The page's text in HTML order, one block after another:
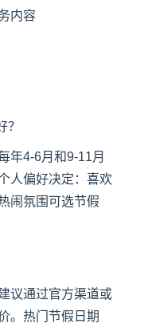
内容
年4-6月和9-11月
人偏好决定：喜欢
闹氛围可选节假
议通过官方渠道或
。热门节假日期